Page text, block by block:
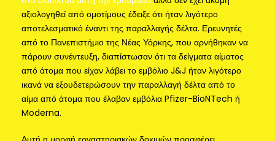
αξιολογηθεί από ομοτίμους έδειξε ότι ήταν λιγότερο
αποτελεσματικό έναντι της παραλλαγής δέλτα. Ερευνητές
από το Πανεπιστήμιο της Νέας Υόρκης, που αρνήθηκαν να
πάρουν συνέντευξη, διαπίστωσαν ότι τα δείγματα αίματος
από άτομα που είχαν λάβει το εμβόλιο J&J ήταν λιγότερο
ικανά να εξουδετερώσουν την παραλλαγή δέλτα από το
αίμα από άτομα που έλαβαν εμβόλια Pfizer-BioNTech ή
Moderna.